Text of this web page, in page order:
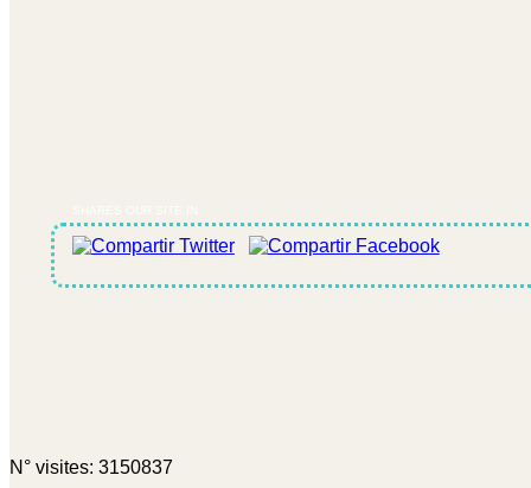
N° visites: 3150837